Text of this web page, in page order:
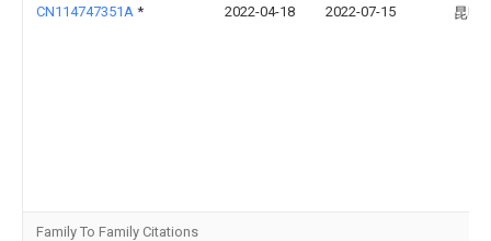
CN114747351A * 2022-04-18 2022-07-15 昆明
Family To Family Citations